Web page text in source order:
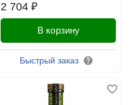
2 704 ₽
В корзину
Быстрый заказ